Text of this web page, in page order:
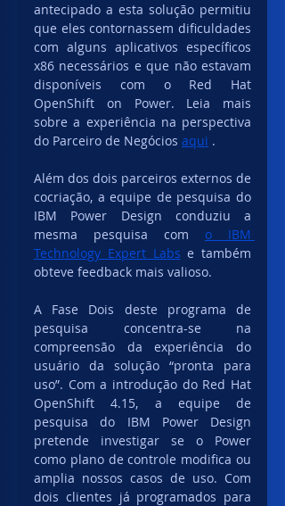
antecipado a esta solução permitiu
que eles contornassem dificuldades
com alguns aplicativos específicos
x86 necessários e que não estavam
disponíveis com o Red Hat
OpenShift on Power. Leia mais
sobre a experiência na perspectiva
do Parceiro de Negócios aqui .
Além dos dois parceiros externos de
cocriação, a equipe de pesquisa do
IBM Power Design conduziu a
mesma pesquisa com o IBM
Technology Expert Labs e também
obteve feedback mais valioso.
A Fase Dois deste programa de
pesquisa concentra-se na
compreensão da experiência do
usuário da solução “pronta para
uso”. Com a introdução do Red Hat
OpenShift 4.15, a equipe de
pesquisa do IBM Power Design
pretende investigar se o Power
como plano de controle modifica ou
amplia nossos casos de uso. Com
dois clientes já programados para